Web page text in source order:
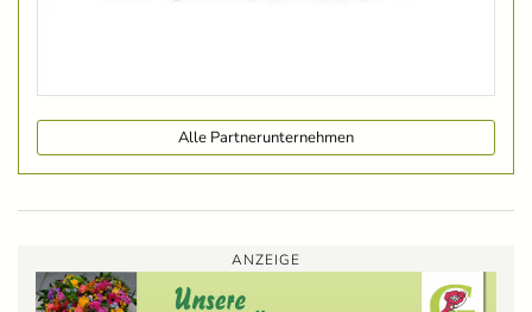
Alle Partnerunternehmen
ANZEIGE